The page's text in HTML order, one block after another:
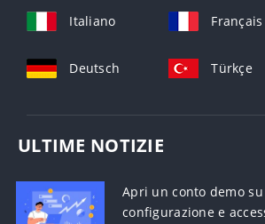
Italiano Français
Deutsch Türkçe
ULTIME NOTIZIE
Apri un conto demo su
configurazione e